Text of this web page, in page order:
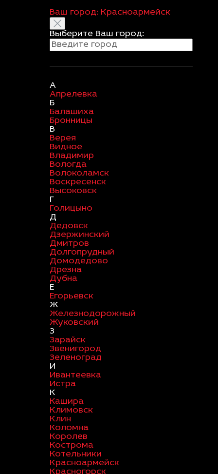
Ваш город: Красноармейск
Выберите Ваш город:
А
Апрелевка
Б
Балашиха
Бронницы
В
Верея
Видное
Владимир
Вологда
Волоколамск
Воскресенск
Высоковск
Г
Голицыно
Д
Дедовск
Дзержинский
Дмитров
Долгопрудный
Домодедово
Дрезна
Дубна
Е
Егорьевск
Ж
Железнодорожный
Жуковский
З
Зарайск
Звенигород
Зеленоград
И
Ивантеевка
Истра
К
Кашира
Климовск
Клин
Коломна
Королев
Кострома
Котельники
Красноармейск
Красногорск